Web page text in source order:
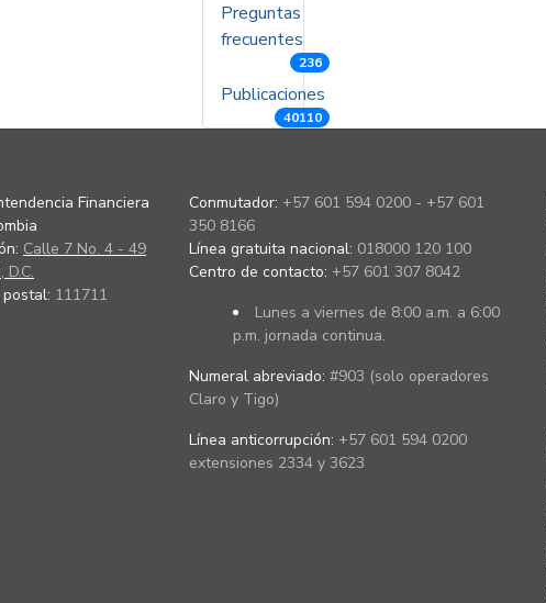
Preguntas
frecuentes
236
Publicaciones
40110
Financiera
Calle 7 No. 4 - 49
D.C.
postal: 111711
Conmutador: +57 601 594 0200 - +57 601
350 8166
Línea gratuita nacional: 018000 120 100
Centro de contacto: +57 601 307 8042
Lunes a viernes de 8:00 a.m. a 6:00
p.m. jornada continua.
Numeral abreviado: #903 (solo operadores
Claro y Tigo)
Línea anticorrupción: +57 601 594 0200
extensiones 2334 y 3623